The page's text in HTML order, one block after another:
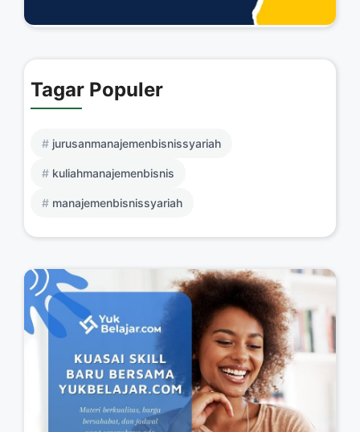
Tagar Populer
jurusanmanajemenbisnissyariah
kuliahmanajemenbisnis
manajemenbisnissyariah